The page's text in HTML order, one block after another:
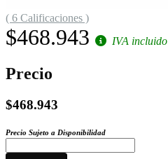
( 6 Calificaciones )
$468.943 IVA incluido
Precio
$468.943
Precio Sujeto a Disponibilidad